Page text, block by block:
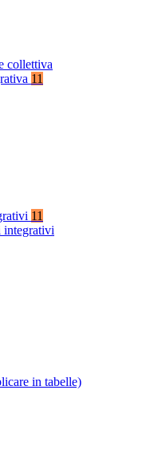
collettiva
11
11
integrativi
in tabelle)